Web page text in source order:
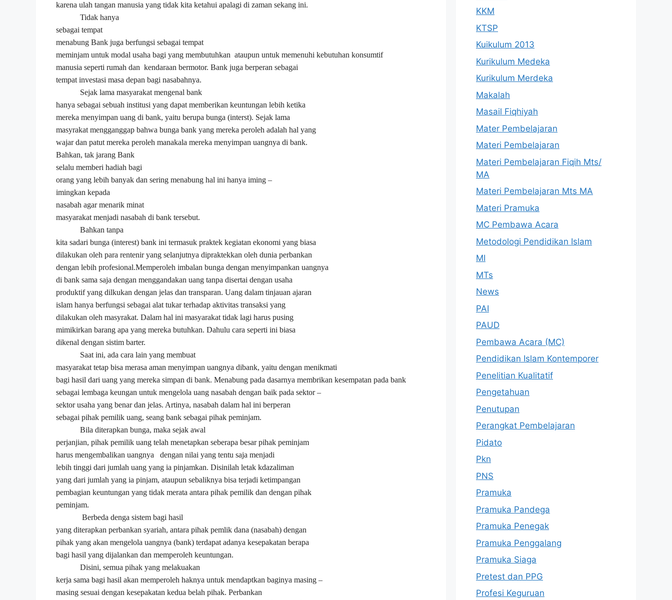
karena ulah tangan manusia yang tidak kita ketahui apalagi di zaman sekang ini.
Tidak hanya
sebagai tempat
menabung Bank juga berfungsi sebagai tempat
meminjam untuk modal usaha bagi yang membutuhkan ataupun untuk memenuhi kebutuhan konsumtif
manusia seperti rumah dan kendaraan bermotor. Bank juga berperan sebagai
tempat investasi masa depan bagi nasabahnya.
Sejak lama masyarakat mengenal bank
hanya sebagai sebuah institusi yang dapat memberikan keuntungan lebih ketika
mereka menyimpan uang di bank, yaitu berupa bunga (interst). Sejak lama
masyrakat mengganggap bahwa bunga bank yang mereka peroleh adalah hal yang
wajar dan patut mereka peroleh manakala mereka menyimpan uangnya di bank.
Bahkan, tak jarang Bank
selalu memberi hadiah bagi
orang yang lebih banyak dan sering menabung hal ini hanya iming –
imingkan kepada
nasabah agarmenarik minat
masyarakat menjadi nasabah di bank tersebut.
Bahkan tanpa
kita sadari bunga (interest) bank ini termasuk praktek kegiatan ekonomi yang biasa
dilakukan oleh para rentenir yang selanjutnya dipraktekkan oleh dunia perbankan
dengan lebih profesional.Memperoleh imbalan bunga dengan menyimpankan uangnya
di bank sama saja dengan menggandakan uang tanpa disertai dengan usaha
produktif yang dilkukan dengan jelas dan transparan. Uang dalam tinjauan ajaran
islam hanya berfungsi sebagai alat tukar terhadap aktivitas transaksi yang
dilakukan oleh masyrakat. Dalam hal ini masyarakat tidak lagi harus pusing
mimikirkan barang apa yang mereka butuhkan. Dahulu cara seperti ini biasa
dikenal dengan sistim barter.
Saat ini, ada cara lain yang membuat
masyarakat tetap bisa merasa aman menyimpan uangnya dibank, yaitu dengan menikmati
bagi hasil dari uang yang mereka simpan di bank. Menabung pada dasarnya membrikan kesempatan pada bank
sebagai lembaga keungan untuk mengelola uang nasabah dengan baik pada sektor –
sektor usaha yang benar dan jelas. Artinya, nasabah dalam hal ini berperan
sebagai pihak pemilik uang, seang bank sebagai pihak peminjam.
Bila diterapkan bunga, maka sejak awal
perjanjian, pihak pemilik uang telah menetapkan seberapa besar pihak peminjam
harus mengembalikan uangnya dengan nilai yang tentu saja menjadi
lebih tinggi dari jumlah uang yang ia pinjamkan. Disinilah letak kdazaliman
yang dari jumlah yang ia pinjam, ataupun sebaliknya bisa terjadi ketimpangan
pembagian keuntungan yang tidak merata antara pihak pemilik dan dengan pihak
peminjam.
Berbeda denga sistem bagi hasil
yang diterapkan perbankan syariah, antara pihak pemlik dana (nasabah) dengan
pihak yang akan mengelola uangnya (bank) terdapat adanya kesepakatan berapa
bagi hasil yang dijalankan dan memperoleh keuntungan.
Disini, semua pihak yang melakuakan
kerja sama bagi hasil akan memperoleh haknya untuk mendaptkan baginya masing –
masing sesuai dengan kesepakatan kedua belah pihak. Perbankan
KKM
KTSP
Kuikulum 2013
Kurikulum Medeka
Kurikulum Merdeka
Makalah
Masail Fiqhiyah
Mater Pembelajaran
Materi Pembelajaran
Materi Pembelajaran Fiqih Mts/
MA
Materi Pembelajaran Mts MA
Materi Pramuka
MC Pembawa Acara
Metodologi Pendidikan Islam
MI
MTs
News
PAI
PAUD
Pembawa Acara (MC)
Pendidikan Islam Kontemporer
Penelitian Kualitatif
Pengetahuan
Penutupan
Perangkat Pembelajaran
Pidato
Pkn
PNS
Pramuka
Pramuka Pandega
Pramuka Penegak
Pramuka Penggalang
Pramuka Siaga
Pretest dan PPG
Profesi Keguruan